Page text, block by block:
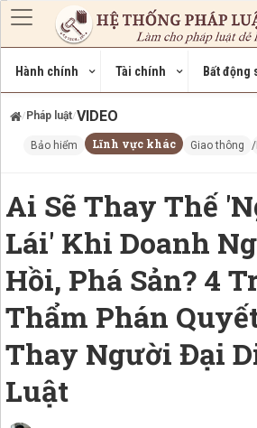
Nhảy đến nội dung
Hành chính Tài chính Bất động
/ Pháp luật/VIDEO
Bảo hiểm Lĩnh vực khác Giao thông
Ai Sẽ Thay Thế
Lái' Khi Doanh
Hồi, Phá Sản? 4
Thẩm Phán
Thay Người Đại
Luật